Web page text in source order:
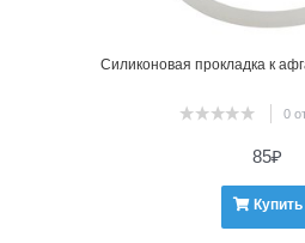
Силиконовая прокладка к
0
85₽
Купить